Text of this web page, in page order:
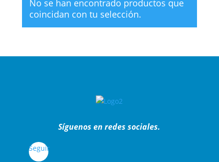
No se han encontrado productos que
coincidan con tu selección.
Síguenos en redes sociales.
Seguir